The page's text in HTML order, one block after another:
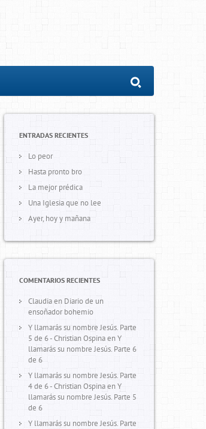
ENTRADAS RECIENTES
Lo peor
Hasta pronto bro
La mejor prédica
Una Iglesia que no lee
Ayer, hoy y mañana
COMENTARIOS RECIENTES
Claudiaen Diario de un
ensoñador bohemio
Y llamarás su nombre Jesús. Parte
5 de 6 - Christian OspinaenY
llamarás su nombre Jesús. Parte 6
de 6
Y llamarás su nombre Jesús. Parte
4 de 6 - Christian OspinaenY
llamarás su nombre Jesús. Parte 5
de 6
Y llamarás su nombre Jesús. Parte